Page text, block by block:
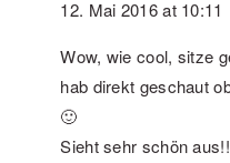
12. Mai 2016 at 10:11
Wow, wie cool, sitze
hab direkt geschaut
🙂
Sieht sehr schön aus!!